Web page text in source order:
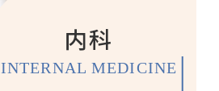
内科
INTERNAL MEDICINE